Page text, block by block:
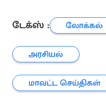
டேக்ஸ் :
லோக்கல்
அரசியல்
மாவட்ட செய்திகள்